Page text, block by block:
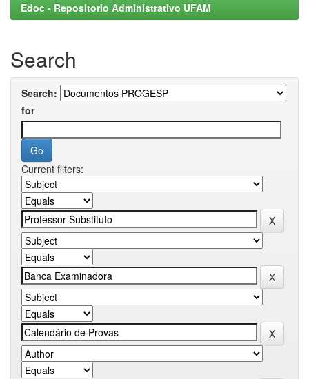
Edoc - Repositorio Administrativo UFAM
Search
Search:
for
Current filters: